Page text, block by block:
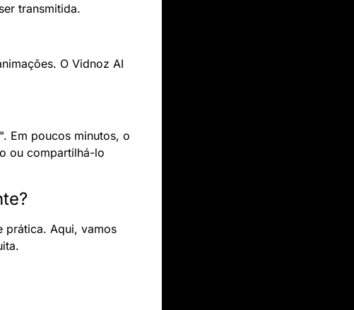
transmitida.
O Vidnoz AI
ou compartilhá-lo
prática. Aqui, vamos